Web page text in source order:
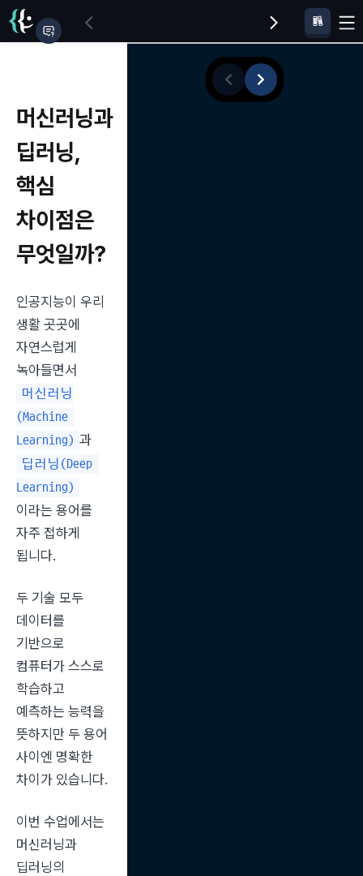
머신러닝과
딥러닝,
핵심
차이점은
무엇일까?
인공지능이 우리
생활 곳곳에
자연스럽게
머신러닝
(Machine
Learning)
딥러닝(Deep
Learning)
이라는 용어를
자주 접하게
됩니다.
두 기술 모두
데이터를
기반으로
컴퓨터가 스스로
학습하고
예측하는 능력을
뜻하지만 두 용어
사이엔 명확한
차이가 있습니다.
이번 수업에서는
머신러닝과
딥러닝의